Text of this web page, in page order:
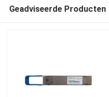
Geadviseerde Producten